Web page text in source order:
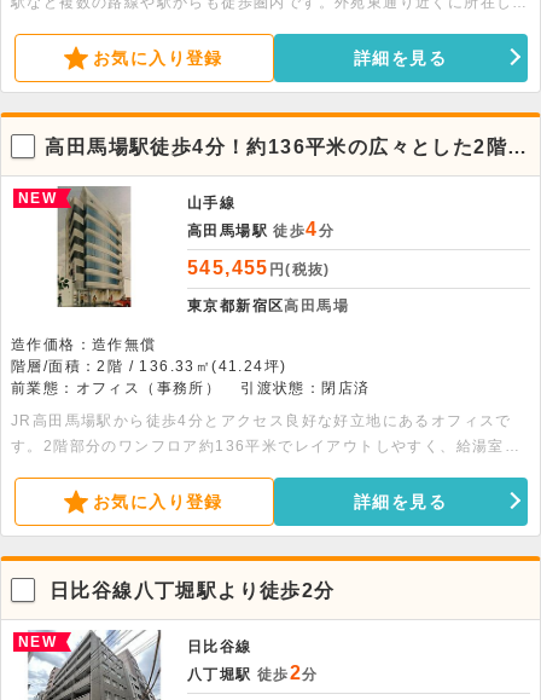
お気に入り登録 詳細を見る
高田馬場駅徒歩4分！約136平米の広々とした2階貸
事務所
NEW
山手線
高田馬場駅 徒歩4分
545,455 円(税抜)
東京都新宿区高田馬場
造作価格：造作無償
階層/面積：2階 / 136.33㎡(41.24坪)
前業態：オフィス（事務所）
引渡状態：閉店済
JR高田馬場駅から徒歩4分とアクセス良好な好立地にあるオフィスで
す。2階部分のワンフロア約136平米でレイアウトしやすく、給湯室や
お気に入り登録 詳細を見る
日比谷線八丁堀駅より徒歩2分
NEW
日比谷線
八丁堀駅 徒歩2分